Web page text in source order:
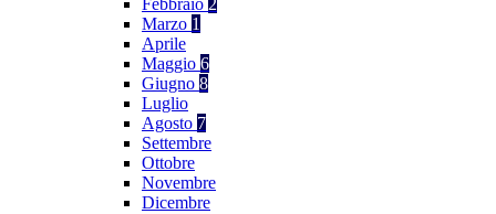
Febbraio 2
Marzo 1
Aprile
Maggio 6
Giugno 8
Luglio
Agosto 7
Settembre
Ottobre
Novembre
Dicembre